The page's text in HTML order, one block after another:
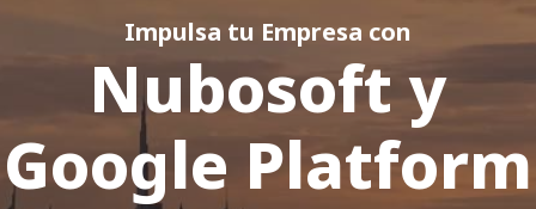
Impulsa tu Empresa con
Nubosoft y
Google Platform